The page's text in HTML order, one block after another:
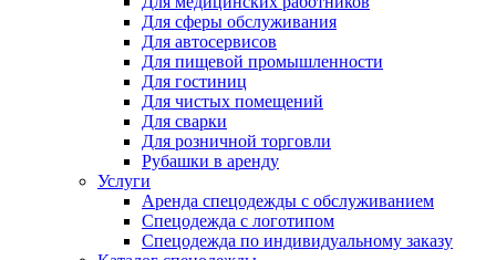
Для сферы обслуживания
Для автосервисов
Для пищевой промышленности
Для гостиниц
Для чистых помещений
Для сварки
Для розничной торговли
Рубашки в аренду
Услуги
Аренда спецодежды с обслуживанием
Спецодежда с логотипом
Спецодежда по индивидуальному заказу